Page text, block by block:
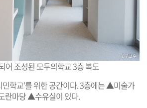
어 조성된 모두의학교 3층 복도
민학교’를 위한 공간이다. 3층에는 ▲미술가
마당 ▲수유실이 있다.